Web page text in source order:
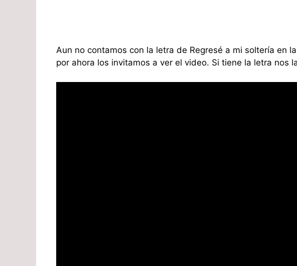
Aun no contamos con la letra de Regresé a mi soltería en
por ahora los invitamos a ver el video. Si tiene la letra nos